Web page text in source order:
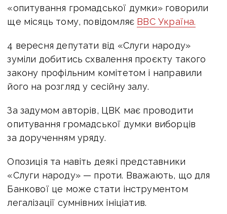
«опитування громадської думки» говорили
ще місяць тому, повідомляє ВВС Україна.
4 вересня депутати від «Слуги народу»
зуміли добитись схвалення проєкту такого
закону профільним комітетом і направили
його на розгляд у сесійну залу.
За задумом авторів, ЦВК має проводити
опитування громадської думки виборців
за дорученням уряду.
Опозиція та навіть деякі представники
«Слуги народу» — проти. Вважають, що для
Банкової це може стати інструментом
легалізації сумнівних ініціатив.